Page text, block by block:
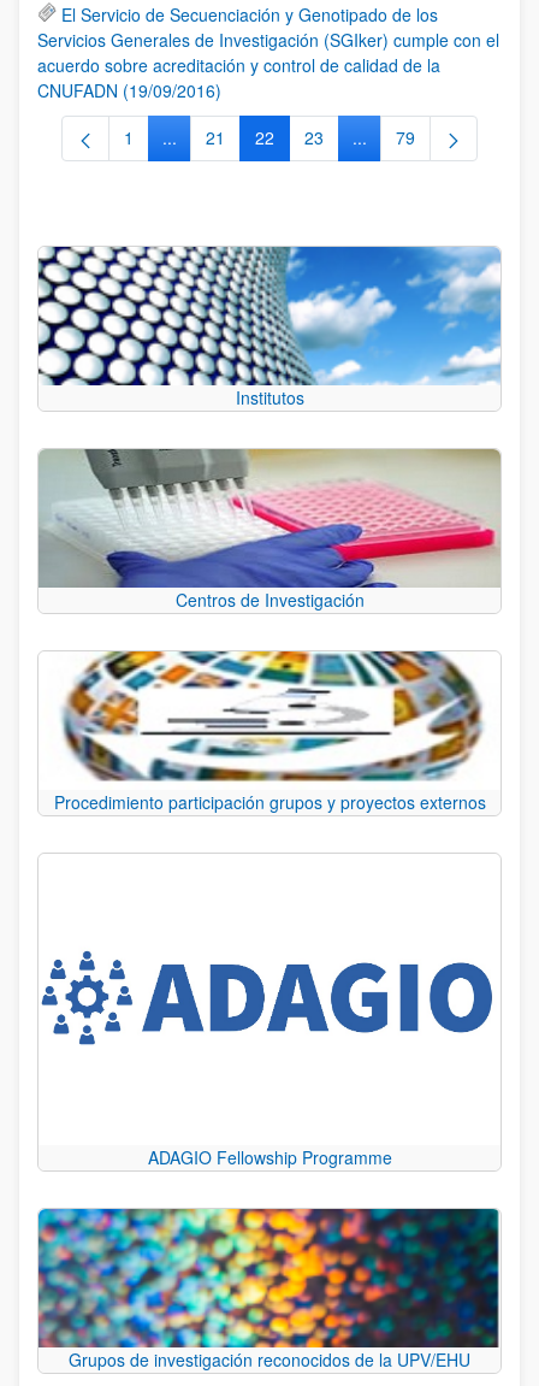
El Servicio de Secuenciación y Genotipado de los
Servicios Generales de Investigación (SGIker) cumple con el
acuerdo sobre acreditación y control de calidad de la
CNUFADN (19/09/2016)
Página
1 ...Páginas intermedias Use TAB para desplazarse.
Página
21 Página
22 Página
23 ...Páginas intermedias
Página
79
Institutos
Centros de Investigación
Procedimiento participación grupos y proyectos externos
ADAGIO Fellowship Programme
Grupos de investigación reconocidos de la UPV/EHU